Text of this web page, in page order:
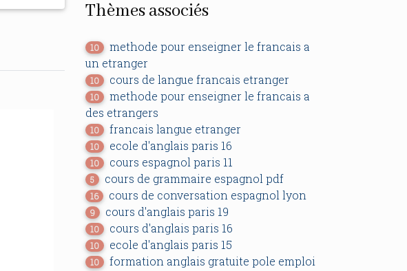
Thèmes associés
10
methode pour enseigner le francais a
un etranger
10 cours de langue francais etranger
10
methode pour enseigner le francais a
des etrangers
10 francais langue etranger
10 ecole d'anglais paris 16
10 cours espagnol paris 11
5 cours de grammaire espagnol pdf
16 cours de conversation espagnol lyon
9 cours d'anglais paris 19
10 cours d'anglais paris 16
10 ecole d'anglais paris 15
10 formation anglais gratuite pole emploi